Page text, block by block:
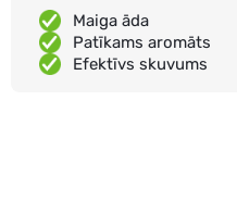
Maiga āda
Patīkams aromāts
Efektīvs skuvums